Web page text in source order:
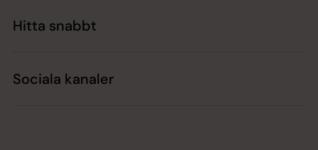
Hitta snabbt
Sociala kanaler